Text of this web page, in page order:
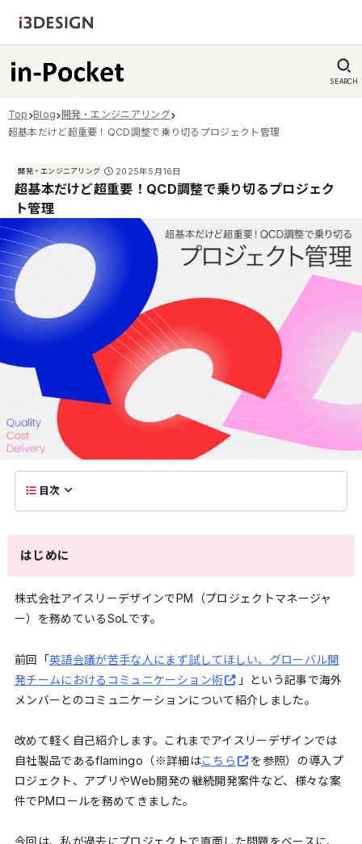
SEARCH
Top Blog
開発・エンジニアリング
超基本だけど超重要！QCD調整で乗り切るプロジェクト管理
開発・エンジニアリング 2025年5月16日
超基本だけど超重要！QCD調整で乗り切るプロジェク
ト管理
目次
はじめに
株式会社アイスリーデザインでPM（プロジェクトマネージャ
ー）を務めているSoLです。
前回「英語会議が苦手な人にまず試してほしい、グローバル開
発チームにおけるコミュニケーション術
」という記事で海外
メンバーとのコミュニケーションについて紹介しました。
改めて軽く自己紹介します。これまでアイスリーデザインでは
自社製品であるflamingo（※詳細はこちら
を参照）の導入プ
ロジェクト、アプリやWeb開発の継続開発案件など、様々な案
件でPMロールを務めてきました。
今回は、私が過去にプロジェクトで直面した問題をベースに、